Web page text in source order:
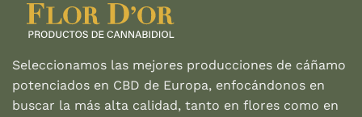
Seleccionamos las mejores producciones de cáñamo
potenciados en CBD de Europa, enfocándonos en
buscar la más alta calidad, tanto en flores como en